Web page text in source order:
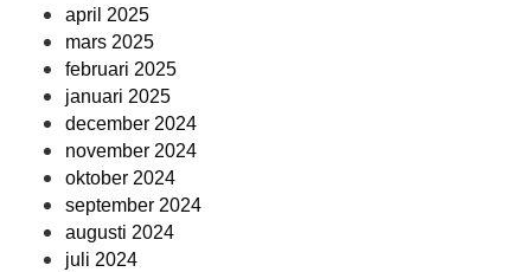
april 2025
mars 2025
februari 2025
januari 2025
december 2024
november 2024
oktober 2024
september 2024
augusti 2024
juli 2024